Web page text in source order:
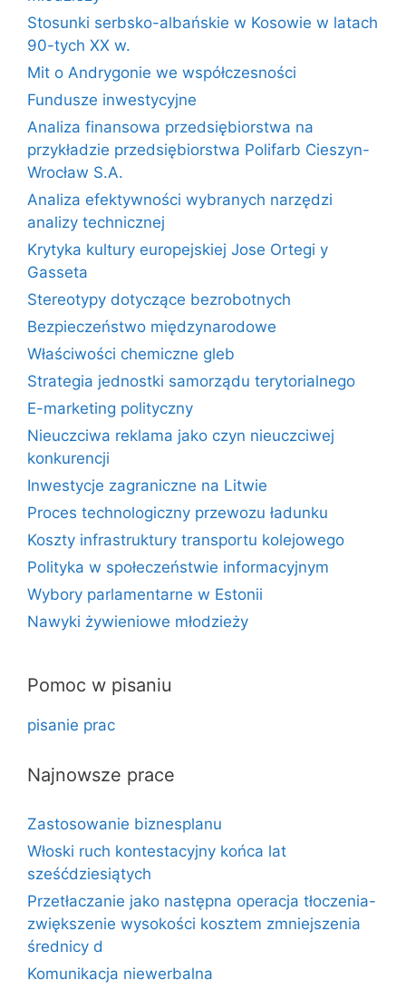
Stosunki serbsko-albańskie w Kosowie w latach
90-tych XX w.
Mit o Andrygonie we współczesności
Fundusze inwestycyjne
Analiza finansowa przedsiębiorstwa na
przykładzie przedsiębiorstwa Polifarb Cieszyn-
Wrocław S.A.
Analiza efektywności wybranych narzędzi
analizy technicznej
Krytyka kultury europejskiej Jose Ortegi y
Gasseta
Stereotypy dotyczące bezrobotnych
Bezpieczeństwo międzynarodowe
Właściwości chemiczne gleb
Strategia jednostki samorządu terytorialnego
E-marketing polityczny
Nieuczciwa reklama jako czyn nieuczciwej
konkurencji
Inwestycje zagraniczne na Litwie
Proces technologiczny przewozu ładunku
Koszty infrastruktury transportu kolejowego
Polityka w społeczeństwie informacyjnym
Wybory parlamentarne w Estonii
Nawyki żywieniowe młodzieży
Pomoc w pisaniu
pisanie prac
Najnowsze prace
Zastosowanie biznesplanu
Włoski ruch kontestacyjny końca lat
sześćdziesiątych
Przetłaczanie jako następna operacja tłoczenia-
zwiększenie wysokości kosztem zmniejszenia
średnicy d
Komunikacja niewerbalna